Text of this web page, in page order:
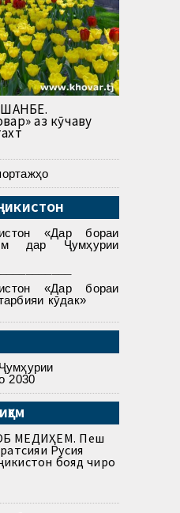
аз кӯчаву
«Дар бораи
дар Ҷумҳурии
«Дар бораи
кӯдак»
2030
МЕДИҲЕМ. Пеш
Русия
бояд чиро